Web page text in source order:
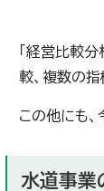
「経営比較
較、複数の
この他にも
水道事業